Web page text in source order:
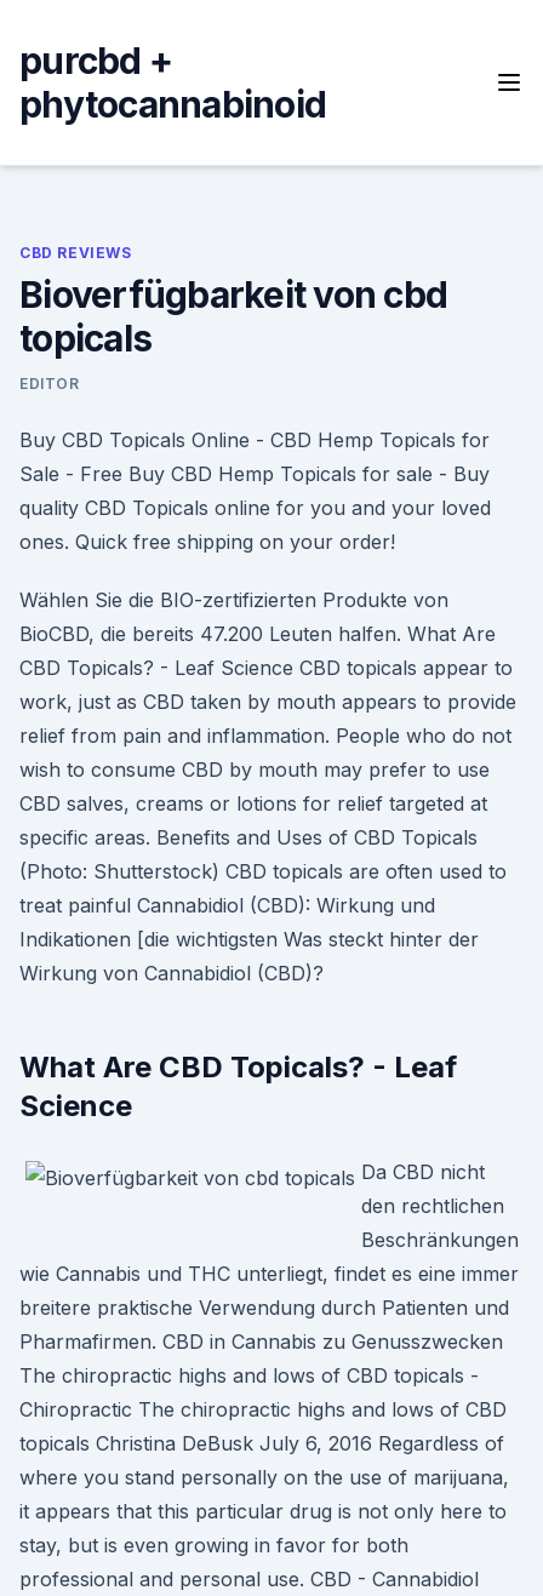
content
purcbd +
phytocannabinoid
CBD REVIEWS
Bioverfügbarkeit von cbd
topicals
EDITOR
Buy CBD Topicals Online - CBD Hemp Topicals for
Sale - Free Buy CBD Hemp Topicals for sale - Buy
quality CBD Topicals online for you and your loved
ones. Quick free shipping on your order!
Wählen Sie die BIO-zertifizierten Produkte von
BioCBD, die bereits 47.200 Leuten halfen. What Are
CBD Topicals? - Leaf Science CBD topicals appear to
work, just as CBD taken by mouth appears to provide
relief from pain and inflammation. People who do not
wish to consume CBD by mouth may prefer to use
CBD salves, creams or lotions for relief targeted at
specific areas. Benefits and Uses of CBD Topicals
(Photo: Shutterstock) CBD topicals are often used to
treat painful Cannabidiol (CBD): Wirkung und
Indikationen [die wichtigsten Was steckt hinter der
Wirkung von Cannabidiol (CBD)?
What Are CBD Topicals? - Leaf
Science
Da CBD nicht
den rechtlichen
Beschränkungen
wie Cannabis und THC unterliegt, findet es eine immer
breitere praktische Verwendung durch Patienten und
Pharmafirmen. CBD in Cannabis zu Genusszwecken
The chiropractic highs and lows of CBD topicals -
Chiropractic The chiropractic highs and lows of CBD
topicals Christina DeBusk July 6, 2016 Regardless of
where you stand personally on the use of marijuana,
it appears that this particular drug is not only here to
stay, but is even growing in favor for both
professional and personal use. CBD - Cannabidiol